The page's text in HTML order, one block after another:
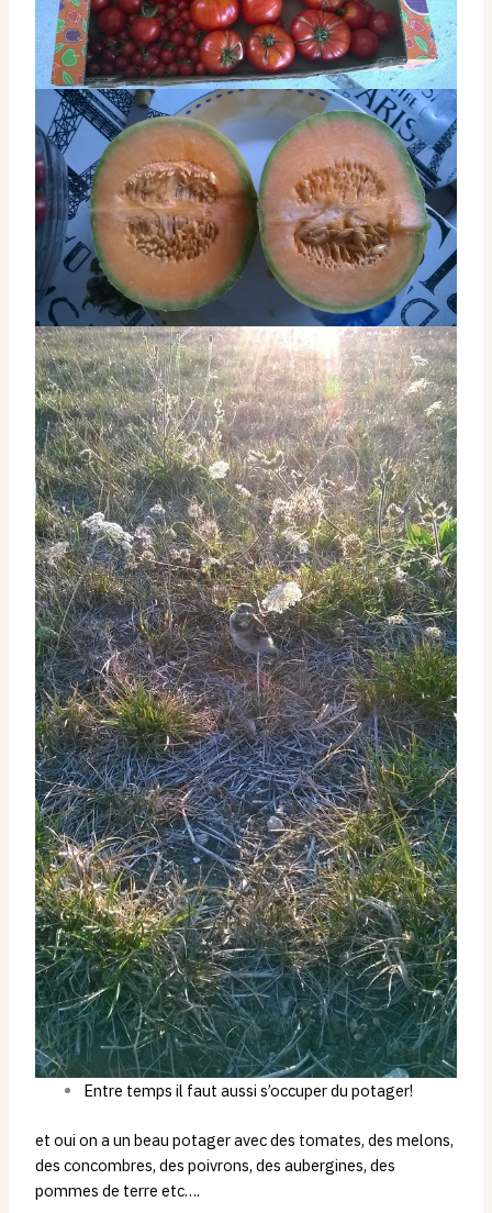
Entre temps il faut aussi s’occuper du potager!
et oui on a un beau potager avec des tomates, des melons,
des concombres, des poivrons, des aubergines, des
pommes de terre etc….